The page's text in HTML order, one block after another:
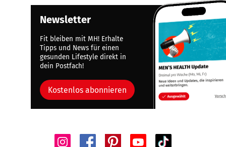
Newsletter
Fit bleiben mit MH! Erhalte
Tipps und News für einen
gesunden Lifestyle direkt in
dein Postfach!
Kostenlos abonnieren